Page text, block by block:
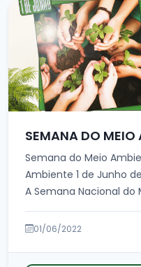
SEMANA DO MEIO
Semana do Meio Ambiente Próximo Semana
Ambiente 1 de Junho
A Semana Nacional do
01/06/2022